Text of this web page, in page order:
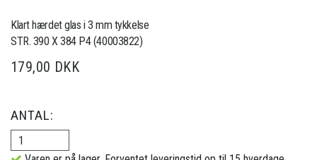
Klart hærdet glas i 3 mm tykkelse
STR. 390 X 384 P4 (40003822)
179,00 DKK
ANTAL: